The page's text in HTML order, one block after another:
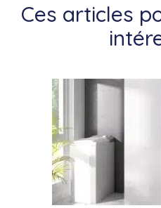
Ces articles